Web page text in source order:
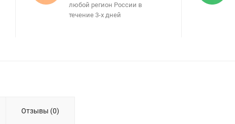
любой регион России в
течение 3-х дней
Отзывы (0)